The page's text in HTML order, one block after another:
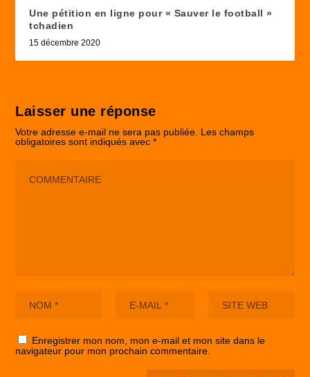
Une pétition en ligne pour « Sauver le football »
tchadien
15 décembre 2020
Laisser une réponse
Votre adresse e-mail ne sera pas publiée. Les champs
obligatoires sont indiqués avec*
Enregistrer mon nom, mon e-mail et mon site dans le
navigateur pour mon prochain commentaire.